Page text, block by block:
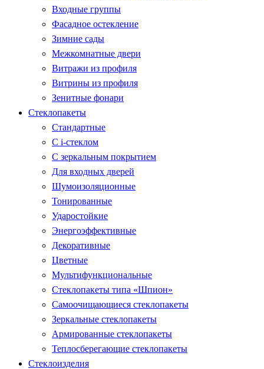
Входные группы
Фасадное остекление
Зимние сады
Межкомнатные двери
Витражи из профиля
Витрины из профиля
Зенитные фонари
Стеклопакеты
Стандартные
С i-стеклом
С зеркальным покрытием
Для входных дверей
Шумоизоляционные
Тонированные
Ударостойкие
Энергоэффективные
Декоративные
Цветные
Мультифункциональные
Стеклопакеты типа «Шпион»
Самоочищающиеся стеклопакеты
Зеркальные стеклопакеты
Армированные стеклопакеты
Теплосберегающие стеклопакеты
Стеклоизделия